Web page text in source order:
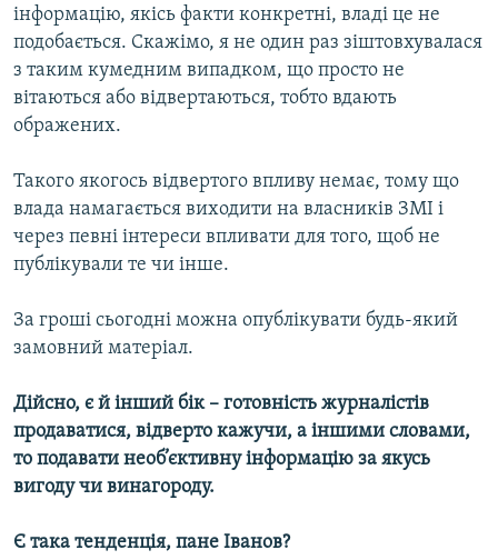
інформацію, якісь факти конкретні, владі це не
подобається. Скажімо, я не один раз зіштовхувалася
з таким кумедним випадком, що просто не
вітаються або відвертаються, тобто вдають
ображених.
Такого якогось відвертого впливу немає, тому що
влада намагається виходити на власників ЗМІ і
через певні інтереси впливати для того, щоб не
публікували те чи інше.
За гроші сьогодні можна опублікувати будь-який
замовний матеріал.
Дійсно, є й інший бік – готовність журналістів
продаватися, відверто кажучи, а іншими словами,
то подавати необ’єктивну інформацію за якусь
вигоду чи винагороду.
Є така тенденція, пане Іванов?